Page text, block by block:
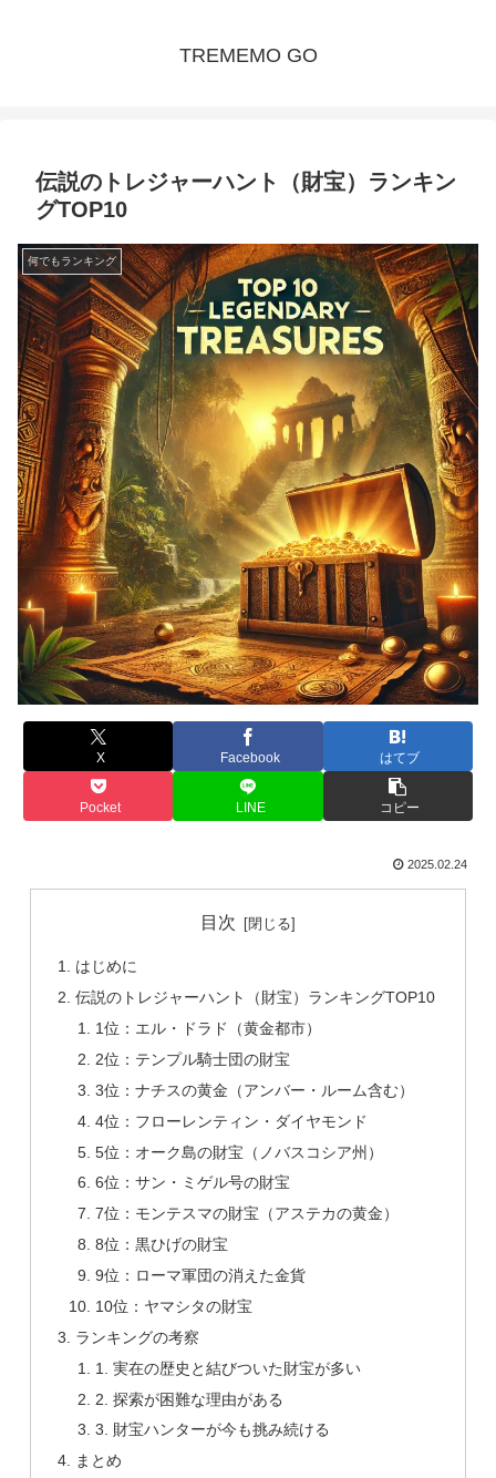
TREMEMO GO
伝説のトレジャーハント（財宝）ランキン
グTOP10
何でもランキング
X Facebook はてブ
Pocket LINE コピー
2025.02.24
目次
はじめに
伝説のトレジャーハント（財宝）ランキングTOP10
1位：エル・ドラド（黄金都市）
2位：テンプル騎士団の財宝
3位：ナチスの黄金（アンバー・ルーム含む）
4位：フローレンティン・ダイヤモンド
5位：オーク島の財宝（ノバスコシア州）
6位：サン・ミゲル号の財宝
7位：モンテスマの財宝（アステカの黄金）
8位：黒ひげの財宝
9位：ローマ軍団の消えた金貨
10位：ヤマシタの財宝
ランキングの考察
1. 実在の歴史と結びついた財宝が多い
2. 探索が困難な理由がある
3. 財宝ハンターが今も挑み続ける
まとめ